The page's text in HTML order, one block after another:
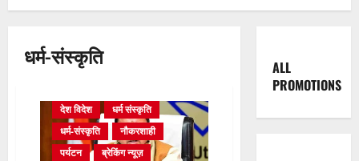
धर्म-संस्कृति
अंतराष्ट्रीय समाचार
उत्तराखंड समाचार
देश विदेश
धर्म संस्कृति
धर्म-संस्कृति
नौकरशाही
पर्यटन
ब्रेकिंग न्यूज़
ALL
PROMOTIONS